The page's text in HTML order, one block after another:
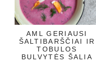
AML GERIAUSI
ŠALTIBARŠČIAI IR
TOBULOS
BULVYTĖS ŠALIA